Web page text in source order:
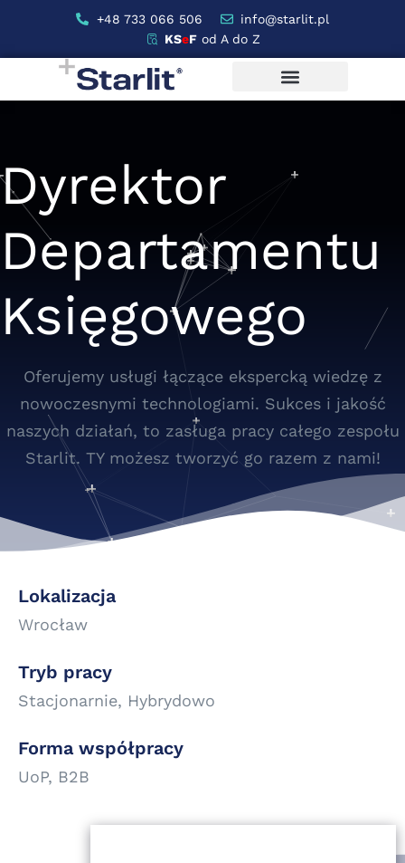
+48 733 066 506
info@starlit.pl
KSeF od A do Z
Dyrektor
Departamentu
Księgowego
Oferujemy usługi łączące ekspercką wiedzę z
nowoczesnymi technologiami. Sukces i jakość
naszych działań, to zasługa pracy całego zespołu
Starlit. TY możesz tworzyć go razem z nami!
Lokalizacja
Wrocław
Tryb pracy
Stacjonarnie, Hybrydowo
Forma współpracy
UoP, B2B